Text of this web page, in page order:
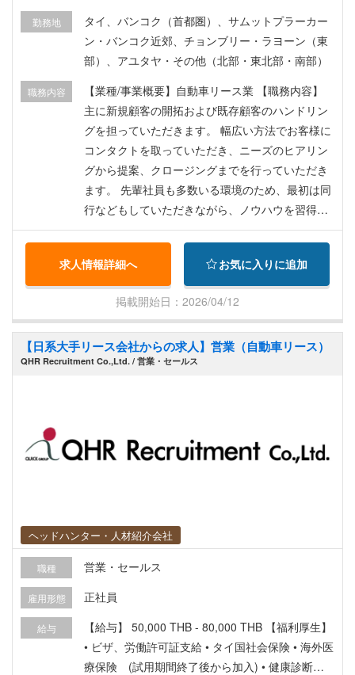
ト） ・健康診断 ・有給休暇（7日間からのスター
トで1年につき最大12日まで1日追加） ・賞与 ・
昇給（年2回、計平均5－6カ月程度）
勤務地
タイ、バンコク（首都圏）、サムットプラーカー
ン・バンコク近郊、チョンブリー・ラヨーン（東
部）、アユタヤ・その他（北部・東北部・南部）
職務内容
【業種/事業概要】自動車リース業 【職務内容】
主に新規顧客の開拓および既存顧客のハンドリン
グを担っていただきます。 幅広い方法でお客様に
コンタクトを取っていただき、ニーズのヒアリン
グから提案、クロージングまでを行っていただき
ます。 先輩社員も多数いる環境のため、最初は同
行などもしていただきながら、ノウハウを習得
し、独り立ちしていただく予定です。
求人情報詳細へ お気に入りに追加
掲載開始日：2026/04/12
【日系大手リース会社からの求人】営業（自動車リース）
QHR Recruitment Co.,Ltd. / 営業・セールス
ヘッドハンター・人材紹介会社
職種 営業・セールス
雇用形態 正社員
給与
【給与】 50,000 THB - 80,000 THB 【福利厚生】
• ビザ、労働許可証支給 • タイ国社会保険 • 海外医
療保険 (試用期間終了後から加入) • 健康診断年